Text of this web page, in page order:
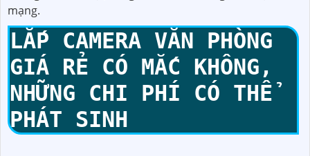
mạng.
LẮP CAMERA VĂN PHÒNG
GIÁ RẺ CÓ MẮC KHÔNG,
NHỮNG CHI PHÍ CÓ THỂ
PHÁT SINH